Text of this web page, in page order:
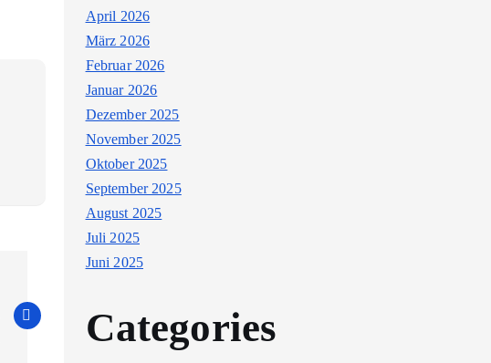
April 2026
März 2026
Februar 2026
Januar 2026
Dezember 2025
November 2025
Oktober 2025
September 2025
August 2025
Juli 2025
Juni 2025
Categories